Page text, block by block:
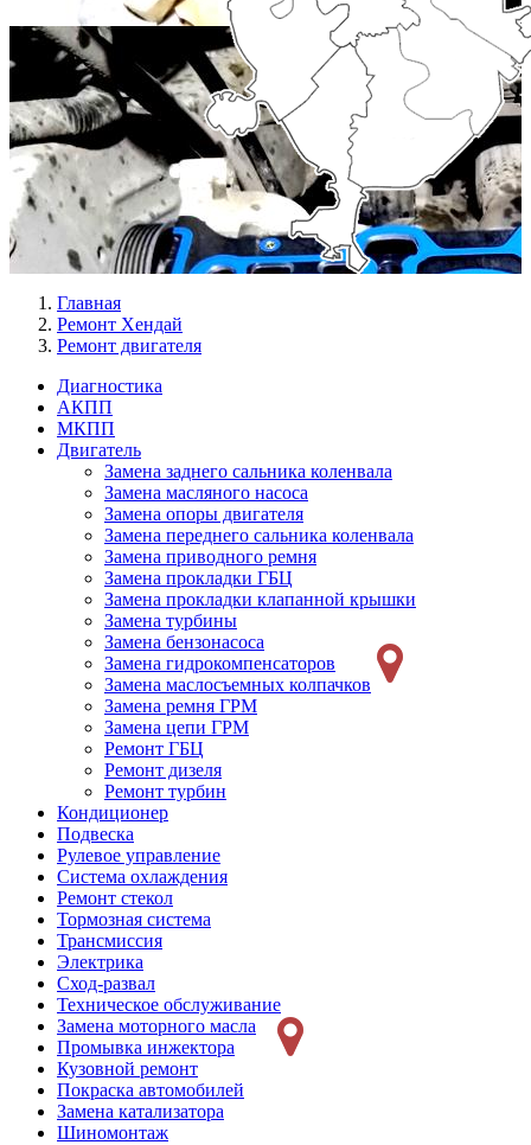
Главная
Ремонт Хендай
Ремонт двигателя
Меню
Ремонт
Диагностика
АКПП
МКПП
Двигатель
Замена заднего сальника коленвала
Замена масляного насоса
Замена опоры двигателя
Замена переднего сальника коленвала
Замена приводного ремня
Замена прокладки ГБЦ
Замена прокладки клапанной крышки
Замена турбины
Замена бензонасоса
Замена гидрокомпенсаторов
Замена маслосъемных колпачков
Замена ремня ГРМ
Замена цепи ГРМ
Ремонт ГБЦ
Ремонт дизеля
Ремонт турбин
Кондиционер
Подвеска
Рулевое управление
Система охлаждения
Ремонт стекол
Тормозная система
Трансмиссия
Электрика
Сход-развал
Техническое обслуживание
Замена моторного масла
Промывка инжектора
Кузовной ремонт
Покраска автомобилей
Замена катализатора
Шиномонтаж